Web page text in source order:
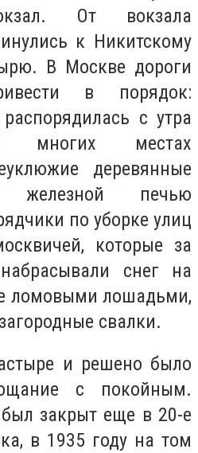
От вокзала
к Никитскому
В Москве дороги
в порядок:
с утра
многих местах
деревянные
железной печью
по уборке улиц
которые за
снег на
ломовыми лошадьми,
свалки.
и решено было
с покойным.
закрыт еще в 20-е
в 1935 году на том